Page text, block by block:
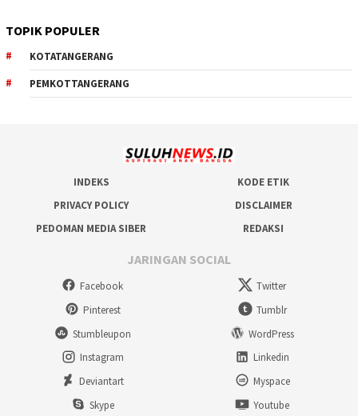
TOPIK POPULER
KOTATANGERANG
PEMKOTTANGERANG
INDEKS
KODE ETIK
PRIVACY POLICY
DISCLAIMER
PEDOMAN MEDIA SIBER
REDAKSI
JARINGAN SOCIAL
Facebook
Twitter
Pinterest
Tumblr
Stumbleupon
WordPress
Instagram
Linkedin
Deviantart
Myspace
Skype
Youtube